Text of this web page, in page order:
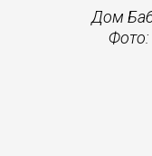
Дом
Фото: